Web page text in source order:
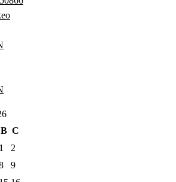
B C
1
2
9